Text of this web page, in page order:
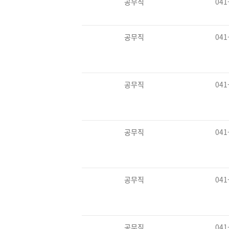
공무직
공무직
공무직
공무직
공무직